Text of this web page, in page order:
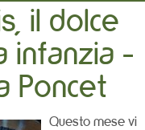
il dolce
infanzia -
Poncet
Questo mese vi